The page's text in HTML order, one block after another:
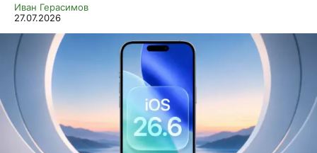
Иван Герасимов
27.07.2026